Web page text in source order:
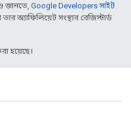
জানতে, Google Developers সাইট
অ্যাফিলিয়েট সংস্থার রেজিস্টার্ড
হয়েছে।